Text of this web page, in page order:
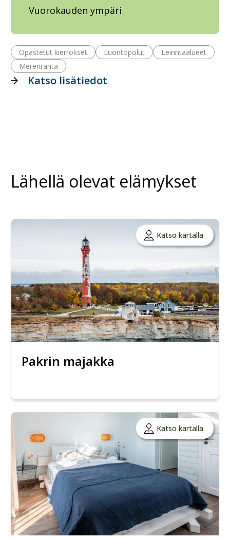
Vuorokauden ympäri
Opastetut kierrokset Luontopolut
Leirintäalueet
Merenranta
Katso lisätiedot
Lähellä olevat elämykset
Katso kartalla
Pakrin majakka
Katso kartalla